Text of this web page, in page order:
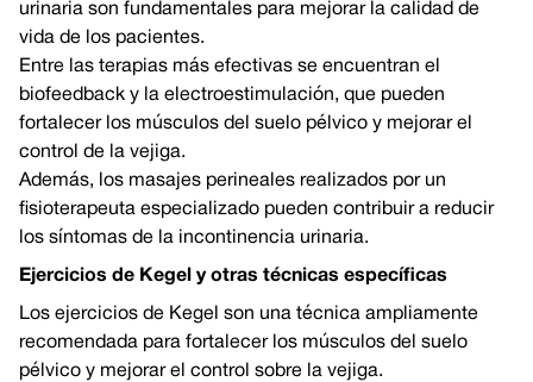
urinaria son fundamentales para mejorar la calidad de
vida de los pacientes.
Entre las terapias más efectivas se encuentran el
biofeedback y la electroestimulación, que pueden
fortalecer los músculos del suelo pélvico y mejorar el
control de la vejiga.
Además, los masajes perineales realizados por un
fisioterapeuta especializado pueden contribuir a reducir
los síntomas de la incontinencia urinaria.
Ejercicios de Kegel y otras técnicas específicas
Los ejercicios de Kegel son una técnica ampliamente
recomendada para fortalecer los músculos del suelo
pélvico y mejorar el control sobre la vejiga.